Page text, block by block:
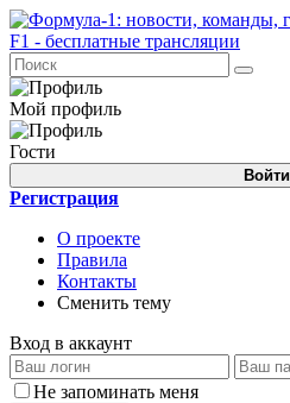
Мой профиль
Гости
Войти
Регистрация
О проекте
Правила
Контакты
Сменить тему
Вход в аккаунт
Не запоминать меня